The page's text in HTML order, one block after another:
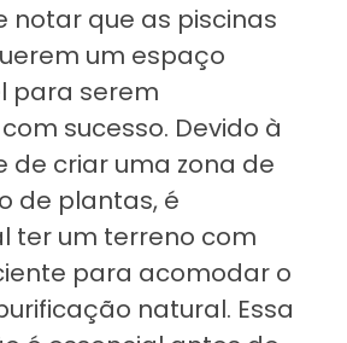
notar que as piscinas
um espaço
para serem
sucesso. Devido à
de criar uma zona de
de plantas, é
ter um terreno com
para acomodar o
natural. Essa